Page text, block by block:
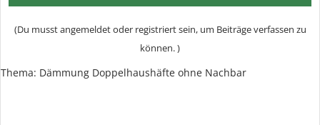
(Du musst angemeldet oder registriert sein, um Beiträge verfassen zu
können. )
Thema: Dämmung Doppelhaushäfte ohne Nachbar